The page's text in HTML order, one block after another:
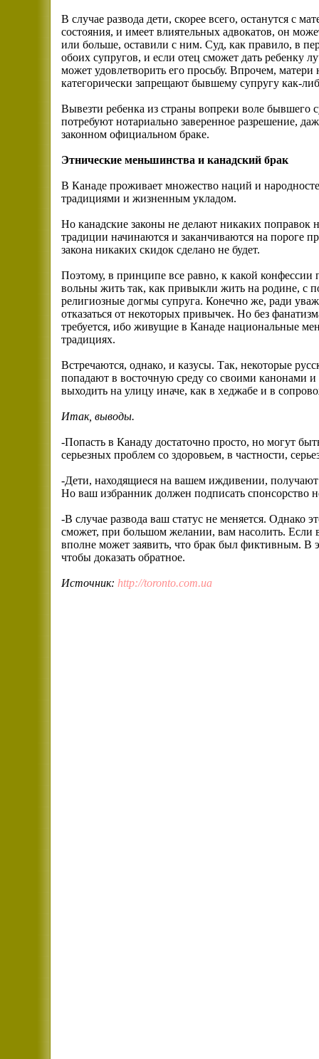
В случае развода дети, скорее всего, останутся с
состояния, и имеет влиятельных адвокатов, он
или больше, оставили с ним. Суд, как правило, в
обоих супругов, и если отец сможет дать ребенку
может удовлетворить его просьбу. Впрочем,
категорически запрещают бывшему супругу как-
Вывезти ребенка из страны вопреки воле бывшего
потребуют нотариально заверенное разрешение,
законном официальном браке.
Этнические меньшинства и канадский брак
В Канаде проживает множество наций и
традициями и жизненным укладом.
Но канадские законы не делают никаких поправок
традиции начинаются и заканчиваются на пороге
закона никаких скидок сделано не будет.
Поэтому, в принципе все равно, к какой
вольны жить так, как привыкли жить на родине, с
религиозные догмы супруга. Конечно же, ради
отказаться от некоторых привычек. Но без
требуется, ибо живущие в Канаде национальные
традициях.
Встречаются, однако, и казусы. Так, некоторые
попадают в восточную среду со своими канонами
выходить на улицу иначе, как в хеджабе и в
Итак, выводы.
-Попасть в Канаду достаточно просто, но могут
серьезных проблем со здоровьем, в частности,
-Дети, находящиеся на вашем иждивении,
Но ваш избранник должен подписать спонсорство
-В случае развода ваш статус не меняется. Однако
сможет, при большом желании, вам насолить. Если
вполне может заявить, что брак был фиктивным. В
чтобы доказать обратное.
Источник: http://toronto.com.ua